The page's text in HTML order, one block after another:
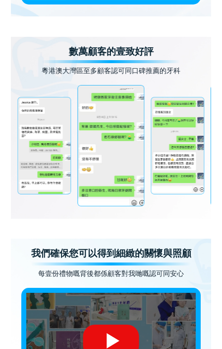
數萬顧客的壹致好評
粵港澳大灣區至多顧客認可同口碑推薦的牙科
我們確保您可以得到細緻的關懷與照顧
每壹份禮物嘅背後都係顧客對我哋嘅認可同安心